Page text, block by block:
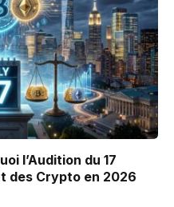
l’Audition du 17
des Crypto en 2026